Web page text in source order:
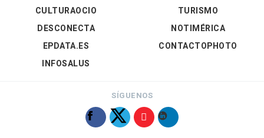
CULTURAOCIO
DESCONECTA
EPDATA.ES
INFOSALUS
TURISMO
NOTIMÉRICA
CONTACTOPHOTO
SÍGUENOS